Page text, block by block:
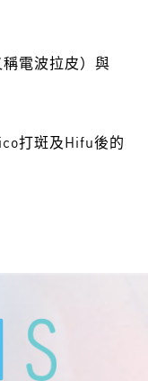
電波拉皮）與
打斑及Hifu後的